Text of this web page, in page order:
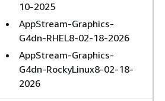
10-2025
AppStream-Graphics-
G4dn-RHEL8-02-18-2026
AppStream-Graphics-
G4dn-RockyLinux8-02-18-
2026